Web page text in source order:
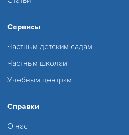
Сервисы
Частным детским садам
Частным школам
Учебным центрам
Справки
О нас